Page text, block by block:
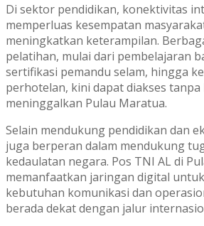
Di sektor pendidikan, konektivitas
memperluas kesempatan
meningkatkan keterampilan.
pelatihan, mulai dari pembelajaran
sertifikasi pemandu selam, hingga
perhotelan, kini dapat diakses tanpa
meninggalkan Pulau Maratua.
Selain mendukung pendidikan dan
juga berperan dalam mendukung
kedaulatan negara. Pos TNI AL di
memanfaatkan jaringan digital
kebutuhan komunikasi dan
berada dekat dengan jalur